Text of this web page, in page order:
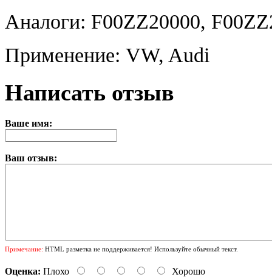
Аналоги: F00ZZ20000,
Применение: VW, Audi
Написать отзыв
Ваше имя:
Ваш отзыв:
Примечание: HTML разметка не поддерживается! Используйте обычный текст.
Оценка: Плохо Хорошо